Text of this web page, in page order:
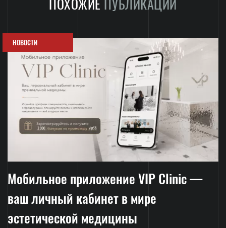
НОВОСТИ
Мобильное приложение VIP Clinic —
ваш личный кабинет в мире
эстетической медицины